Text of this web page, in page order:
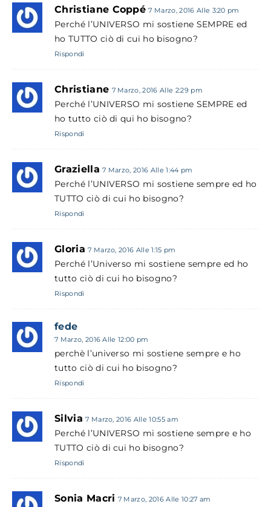
Christiane Coppé 7 Marzo, 2016 Alle 3:20 pm
Perché l’UNIVERSO mi sostiene SEMPRE ed
ho TUTTO ciò di cui ho bisogno?
Rispondi
Christiane 7 Marzo, 2016 Alle 2:29 pm
Perché l’UNIVERSO mi sostiene SEMPRE ed
ho tutto ciò di qui ho bisogno?
Rispondi
Graziella 7 Marzo, 2016 Alle 1:44 pm
Perché l’UNIVERSO mi sostiene sempre ed ho
TUTTO ciò di cui ho bisogno?
Rispondi
Gloria 7 Marzo, 2016 Alle 1:15 pm
Perché l’Universo mi sostiene sempre ed ho
tutto ciò di cui ho bisogno?
Rispondi
fede
7 Marzo, 2016 Alle 12:00 pm
perchè l’universo mi sostiene sempre e ho
tutto ciò di cui ho bisogno?
Rispondi
Silvia 7 Marzo, 2016 Alle 10:55 am
Perché l’UNIVERSO mi sostiene sempre e ho
TUTTO ciò di cui ho bisogno?
Rispondi
Sonia Macri 7 Marzo, 2016 Alle 10:27 am